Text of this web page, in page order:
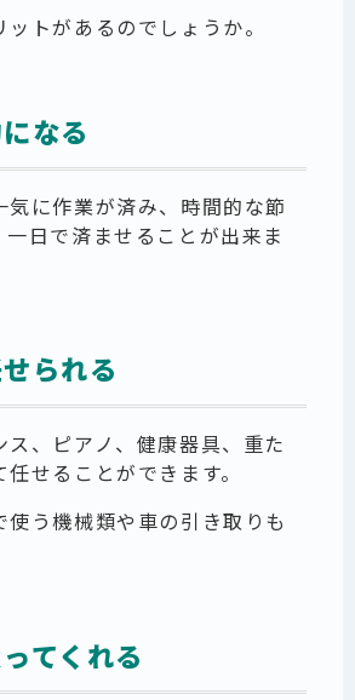
トがあるのでしょうか。
なる
気に作業が済み、時間的な節
日で済ませることが出来ま
られる
ス、ピアノ、健康器具、重た
せることができます。
使う機械類や車の引き取りも
てくれる